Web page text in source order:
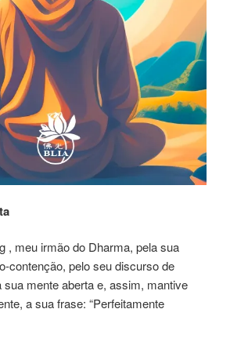
, meu irmão do Dharma, pela sua
contenção, pelo seu discurso de
sua mente aberta e, assim, mantive
a sua frase: “Perfeitamente